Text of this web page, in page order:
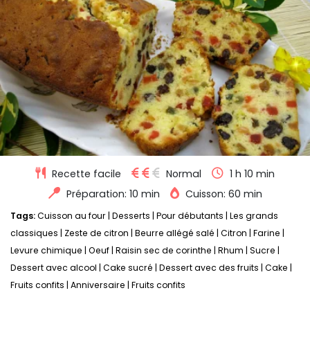
Connexion
Recette facile Normal
1 h 10 min
Préparation: 10 min
Cuisson: 60 min
Tags:Cuisson au four Desserts Pour débutants Les grands
classiques
Zeste de citron Beurre allégé salé Citron Farine
Levure chimique Oeuf Raisin sec de corinthe Rhum Sucre
Dessert avec alcool Cake sucré Dessert avec des fruits Cake
Fruits confits Anniversaire Fruits confits